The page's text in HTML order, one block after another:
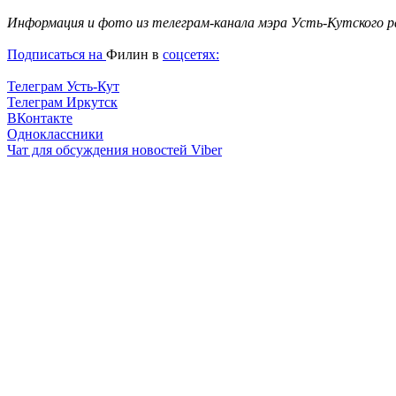
Информация и фото из телеграм-канала мэра Усть-Кутского
Подписаться на Филин в соцсетях:
Телеграм Усть-Кут
Телеграм Иркутск
ВКонтакте
Одноклассники
Чат для обсуждения новостей Viber